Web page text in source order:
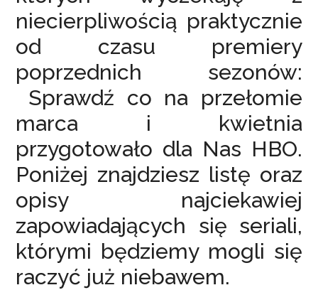
niecierpliwością praktycznie
od czasu premiery
poprzednich sezonów:
Sprawdź co na przełomie
marca i kwietnia
przygotowało dla Nas HBO.
Poniżej znajdziesz listę oraz
opisy najciekawiej
zapowiadających się seriali,
którymi będziemy mogli się
raczyć już niebawem.